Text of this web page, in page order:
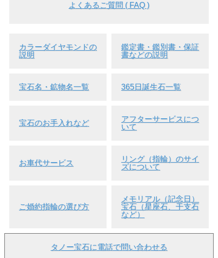
よくあるご質問 ( FAQ )
カラーダイヤモンドの
説明
鑑定書・鑑別書・保証
書などの説明
宝石名・鉱物名一覧 365日誕生石一覧
宝石のお手入れなど
アフターサービスにつ
いて
お車代サービス
リング（指輪）のサイ
ズについて
ご婚約指輪の選び方
メモリアル（記念日）
宝石（星座石、干支石
など）
タノー宝石に電話で問い合わせる